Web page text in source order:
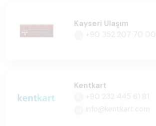
Kayseri Ulaşım
+90 352 207 70 00
Kentkart
+90 232 445 61 81
info@kentkart.com